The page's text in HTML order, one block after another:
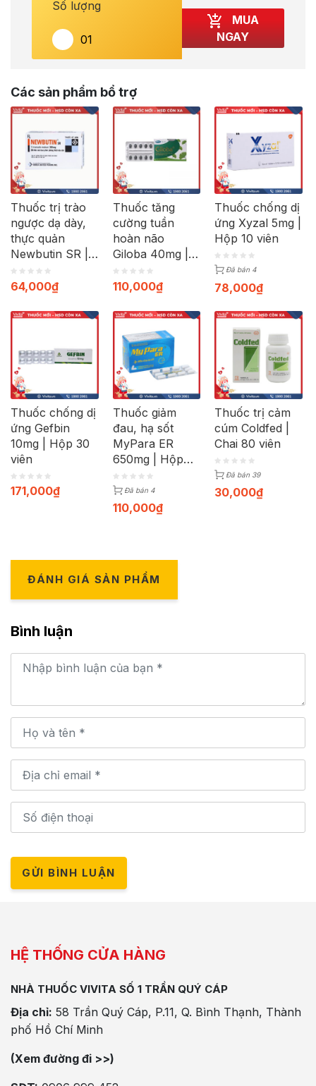
Số lượng
NGAY
Các sản phẩm bổ trợ
Thuốc trị trào
ngược dạ dày,
thực quản
Newbutin SR |
Hộp 30 viên
64,000₫
Thuốc tăng
cường tuần
hoàn não
Giloba 40mg |
Hộp 30 viên
110,000₫
Thuốc chống dị
ứng Xyzal 5mg |
Hộp 10 viên
Đã bán 4
78,000₫
Thuốc chống dị
ứng Gefbin
10mg | Hộp 30
viên
171,000₫
Thuốc giảm
đau, hạ sốt
MyPara ER
650mg | Hộp
100 viên
Đã bán 4
110,000₫
Thuốc trị cảm
cúm Coldfed |
Chai 80 viên
Đã bán 39
30,000₫
ĐÁNH GIÁ SẢN PHẨM
Bình luận
GỬI BÌNH LUẬN
HỆ THỐNG CỬA HÀNG
NHÀ THUỐC VIVITA SỐ 1 TRẦN QUÝ CÁP
Địa chỉ: 58 Trần Quý Cáp, P.11, Q. Bình Thạnh, Thành
phố Hồ Chí Minh
(Xem đường đi >>)